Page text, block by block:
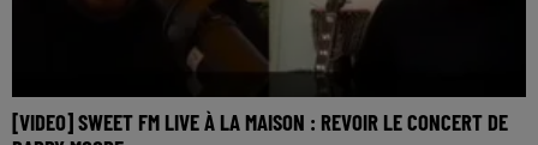
[VIDEO] SWEET FM LIVE À LA MAISON : REVOIR LE CONCERT DE